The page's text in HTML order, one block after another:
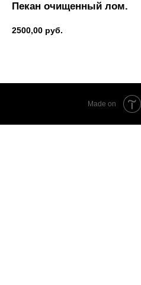
Пекан очищенный лом.
2500,00 руб.
Made on